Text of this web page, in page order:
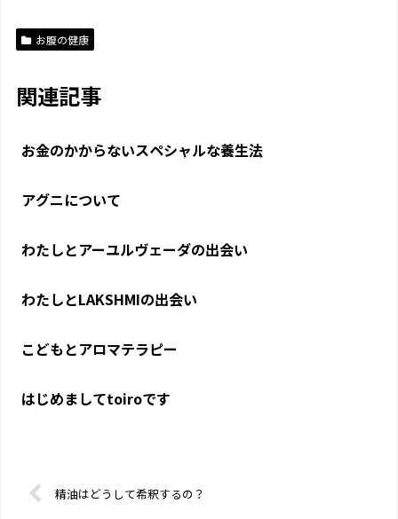
お腹の健康
関連記事
お金のかからないスペシャルな養生法
アグニについて
わたしとアーユルヴェーダの出会い
わたしとLAKSHMIの出会い
こどもとアロマテラピー
はじめましてtoiroです
精油はどうして希釈するの？